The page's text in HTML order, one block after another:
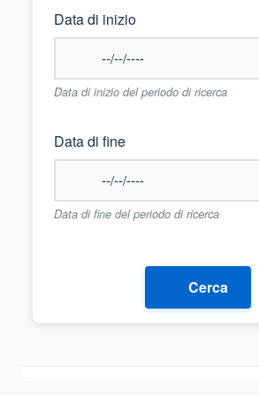
Data di inizio
Data di inizio del periodo di ricerca
Data di fine
Data di fine del periodo di ricerca
Cerca